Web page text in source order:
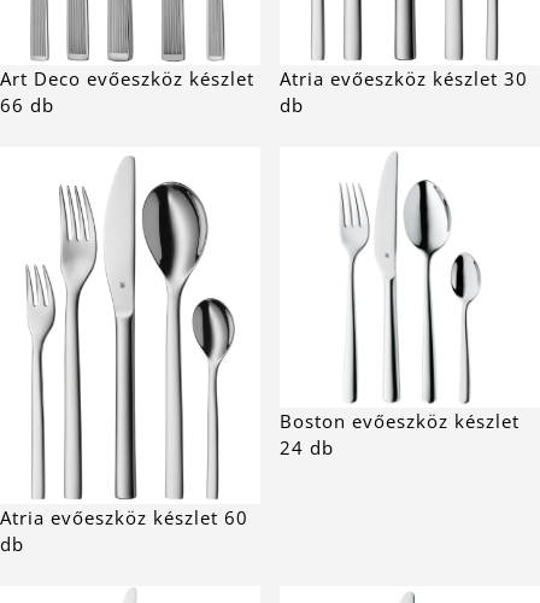
Art Deco evőeszköz készlet
66 db
Atria evőeszköz készlet 30
db
Atria evőeszköz készlet 60
db
Boston evőeszköz készlet
24 db